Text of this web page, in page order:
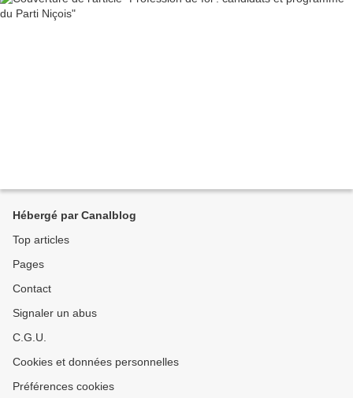
Hébergé par Canalblog
Top articles
Pages
Contact
Signaler un abus
C.G.U.
Cookies et données personnelles
Préférences cookies